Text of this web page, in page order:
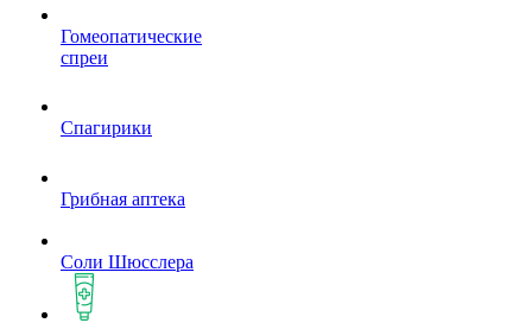
Гомеопатические
спреи
Спагирики
Грибная аптека
Соли Шюсслера